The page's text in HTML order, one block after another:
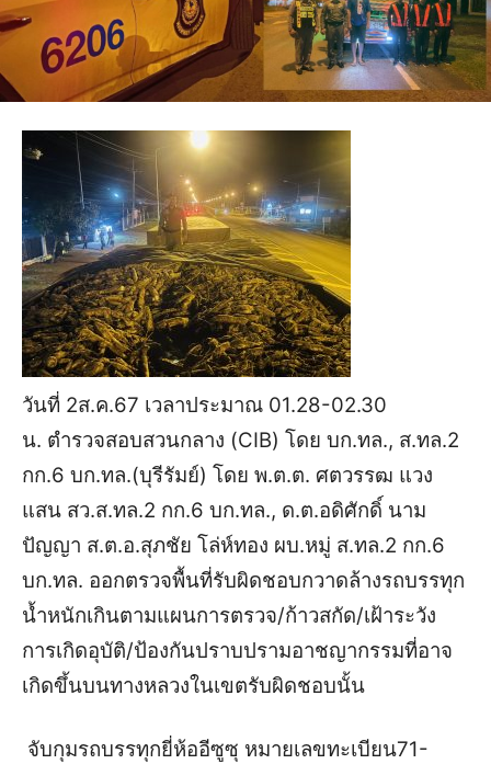
วันที่ 2ส.ค.67 เวลาประมาณ 01.28-02.30
น. ตำรวจสอบสวนกลาง (CIB) โดย บก.ทล., ส.ทล.2
กก.6 บก.ทล.(บุรีรัมย์) โดย พ.ต.ต. ศตวรรฒ แวง
แสน สว.ส.ทล.2 กก.6 บก.ทล., ด.ต.อดิศักดิ์ นาม
ปัญญา ส.ต.อ.สุภชัย โล่ห์ทอง ผบ.หมู่ ส.ทล.2 กก.6
บก.ทล. ออกตรวจพื้นที่รับผิดชอบกวาดล้างรถบรรทุก
น้ำหนักเกินตามแผนการตรวจ/ก้าวสกัด/เฝ้าระวัง
การเกิดอุบัติ/ป้องกันปราบปรามอาชญากรรมที่อาจ
เกิดขึ้นบนทางหลวงในเขตรับผิดชอบนั้น
จับกุมรถบรรทุกยี่ห้ออีซูซุ หมายเลขทะเบียน71-